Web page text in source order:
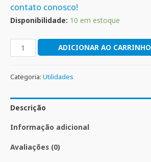
contato conosco!
Disponibilidade: 10 em estoque
ADICIONAR AO CARRINHO
Categoria: Utilidades
Descrição
Informação adicional
Avaliações (0)